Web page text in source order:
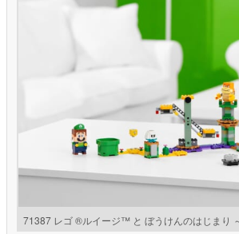
71387 レゴ ®️ルイージ™ と ぼうけんのはじまり